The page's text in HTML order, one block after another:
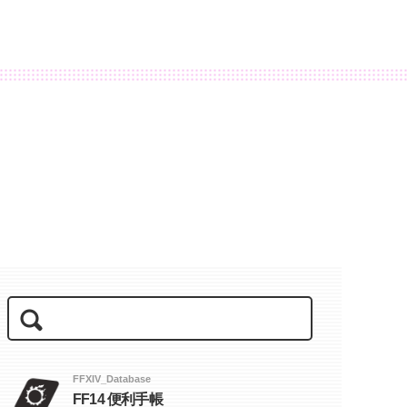
FFXIV_Database
FF14 便利手帳